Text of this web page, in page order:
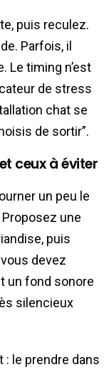
puis reculez.
Parfois, il
Le timing n’est
de stress
chat se
de sortir”.
ceux à éviter
un peu le
une
puis
devez
un fond sonore
silencieux
: le prendre dans